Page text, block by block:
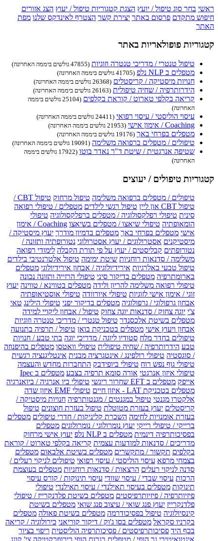
ראשי בחר סוג טיפול / יועץ הצגת קטגוריות טיפול / יעוץ הצג אזורים
חיפוש מתקדם פרסום באתר יצירת קשר הצטרף לאינדקס שלנו מפת
האתר
קטגוריות פופולאריות באתר
טיפול טנטרי / מדריכי טנטרה וזוגיות (47855 גולשים ביממה האחרונה)
מטפלים ב NLP נלפ (41705 גולשים ביממה האחרונה)
חנויות מיסטיקה / קריסטלים (26368 גולשים ביממה האחרונה)
הידרותרפיה / שחיה טיפולית (26163 גולשים ביממה האחרונה)
קריאה בקלפי טארוט / קוראת בקלפים
(25104 גולשים ביממה
האחרונה)
עיסוי הוליסטי / עיסוי רפואי (24411 גולשים ביממה האחרונה)
Coaching / אימון אישי (21953 גולשים ביממה האחרונה)
מטפלים בפרחי באך (19176 גולשים ביממה האחרונה)
טיפולים / מטפלים ברפואה משלימה (19091 גולשים ביממה האחרונה)
שטיפה אנרגטית / שיטת ד"ר נאדר בוטו
(17922 גולשים ביממה
האחרונה)
קטגוריות טיפולים / יעוצים
טיפולים / מטפלים ברפואה משלימה טיפול מרחוק
טיפול CBT /
טיפול CBT און ליין
טיפול רגשי לילדים מטפלים / טיפולי רפואה
סינית טיפולי רפלקסולוגיה / מטפלים ברפלקסולוגיה טיפולי
הומאופתיה טיפולי שיאצו / מטפלים בשיאצו
Coaching / אימון
אישי מטפלים בפרחי באך מטפלים בדמיון מודרך יעוץ מיסטיקה /
מיסטיקנים אסטרולוגים / יעוץ אסטרולוגי נטורופתיה ותזונה /
נטורופתים קבליסטים / יעוץ על פי תורת הקבלה לימודי רפואה
משלימה / סדנאות רוחניות שיטת ימימה טיפול אלטרנטיבי בילדים
טיפול טבעי באלרגיות אירידיולוגיה / אבחון אירידיולוגי מטפלים
בארומתרפיה מטפלים בדיקור סיני טיפולי הרזייה ותזונה נכונה
טיפולי רפואה משלימה להריון ולידה מטפלים בטווינא / טווינה יעוץ
זוגי / אימון אישי לזוגיות טיפולי איורוודה טיפולי אוסטיאופתיה
אבחון גרפולוגי / גרפולוגיה מטפלים בדיקור יפני טיפולי הילינג טאי
צ'י יוגה צחוק / סדנאות יוגה צחוק טיפול / אבחון ליקויי למידה
מטפלים בשיטת אלכסנדר טיפול טנטרי / מדריכי טנטרה וזוגיות
אבחון ויעוץ אישי מטפלים בטכניקת בואן טיפול / תרפיה בתנועה
טיפולים בחדר מלח סטודיו ליוגה / מדריכי יוגה בתי טבע / חנויות
טבע הידרותרפיה / שחיה טיפולית טיפולי וואטסו מטפלים בהיפנוזה
/ סוגסטיה טיפולי רולפינג / אינטגרציה מבנית אינטליגנציה רגשית
טיפולי גוף נפש רוח טיפולי ביופידבק התחברות מחדש והעצמה
טיפולי איזון אנרגטי אורה סומא תרפיה בצבע
מטפלים ב Ipec
אייפק מטפלים ב EFT שחרור ריגשי
טיפולי ביו אנרגיה / ביואנרגיה
מטפלים בטכניקת LAT - איזון חיים
טיפולי EMF איזון שדה
אלקטרו מגנטי טיפול במגנטים / מגנטותרפיה חנויות מיסטיקה /
קריסטלים יעוץ בעזרת מטוטלת טיפול בעזרת חוצונים טיפול
בעזרת אומנויות לחימה השכרת קליניקות / חדרי טיפולים מטפלים
ברייקי / טיפולי רייקי יעוץ נומרולוגי / נומרולוגים מטפלים
בפסיכותרפיה דינמית מטפלים ב NLP נלפ
יעוץ אישי מרחוק
מדריכים / סדנאות למודעות עצמית קריאה בקלפי טארוט / קוראת
בקלפים תקשור / מתקשרים מטפלים בשיטת אלבאום מטפלים
בצמחי מרפא עיסוי הוליסטי / עיסוי רפואי טיפולים לניקוי רעלים /
סדנה לניקוי רעלים הרצאות / סדנאות רוחניות מטפלים בעוצמת
הרכות עיסוי שבדי / עיסוי שוודי עיסוי תינוקות / קורס עיסוי
תינוקות מטפלים בעיסוי תאילנדי / עיסוי תאילנדי טיפולי
פיזיותרפיה / פיזיותרפיסטים מטפלים בשיטת פלדנקרייז / טיפולי
פלדנקרייז יעוץ פנג שואי / עיצוב פנג שואי מטפלים בשיטת
קינסיולוגיה טיפול בפסיכודרמה מטפלים בשיטת פאולה מטפלים
בקרניו סקראל מטפלים בסו ג'וק / דיקור קוריאני כירולוגיה / קריאה
בכף היד פסיכותרפיסטים / פסיכותרפיה הוליסטית ריפוי בציור